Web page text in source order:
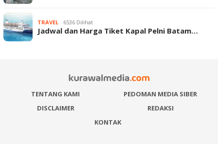
TRAVEL 6536 Dilihat
Jadwal dan Harga Tiket Kapal Pelni Batam…
TENTANG KAMI
PEDOMAN MEDIA SIBER
DISCLAIMER
REDAKSI
KONTAK